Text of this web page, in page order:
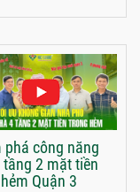
phá công năng
tầng 2 mặt tiền
Quận 3